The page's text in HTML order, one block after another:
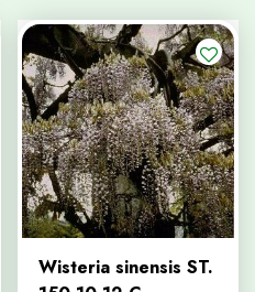
Wisteria sinensis ST.